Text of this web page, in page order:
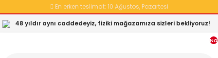
En erken teslimat: 10 Ağustos, Pazartesi
48 yıldır aynı caddedeyiz, fiziki mağazamıza sizleri bekliyoruz!